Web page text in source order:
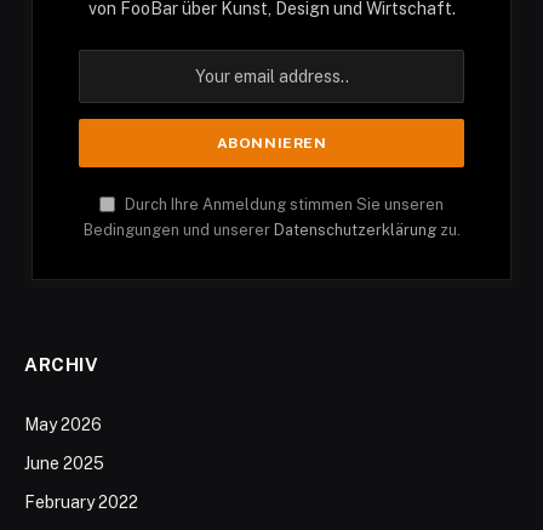
von FooBar über Kunst, Design und Wirtschaft.
Durch Ihre Anmeldung stimmen Sie unseren
Bedingungen und unserer Datenschutzerklärungzu.
ARCHIV
May 2026
June 2025
February 2022